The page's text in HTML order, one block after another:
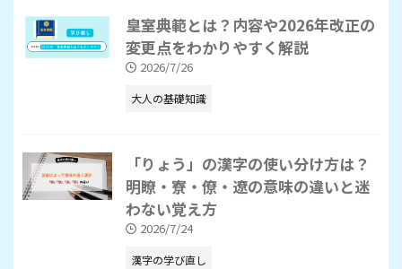
皇室典範とは？内容や2026年改正の
変更点をわかりやすく解説
2026/7/26
大人の基礎知識
「りょう」の漢字の使い分け方は？
明瞭・寮・僚・遼の意味の違いと迷
わない覚え方
2026/7/24
漢字の学び直し